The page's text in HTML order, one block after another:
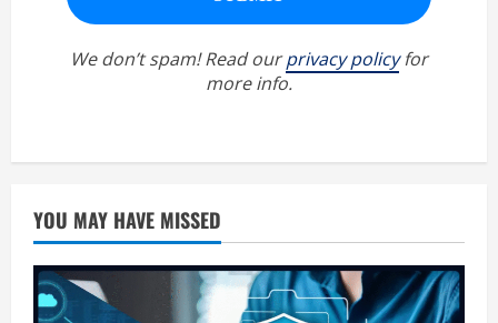
We don’t spam! Read ourprivacy policyfor
more info.
YOU MAY HAVE MISSED